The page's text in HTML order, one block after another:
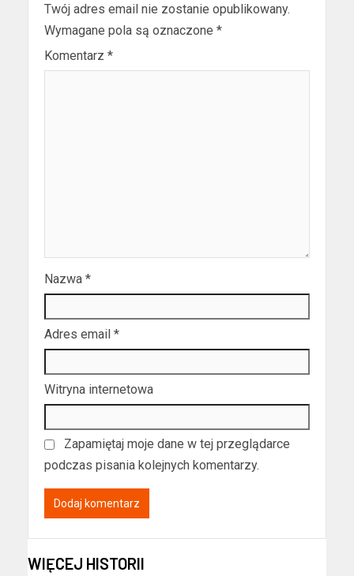
Twój adres email nie zostanie opublikowany.
Wymagane pola są oznaczone *
Komentarz *
Nazwa *
Adres email *
Witryna internetowa
Zapamiętaj moje dane w tej przeglądarce
podczas pisania kolejnych komentarzy.
WIĘCEJ HISTORII